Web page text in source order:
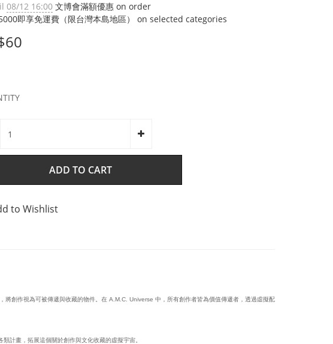
08/12 16:00 文博會滿額優惠 on order
即享免運費（限台灣本島地區） on selected categories
ADD TO CART
to Wishlist
創作視為可被傳遞與收藏的物件。在 A.M.C. Universe 中，所有創作者皆為價值傳遞者，透過虛擬配
計畫，拓展這個關於創作與文化收藏的虛擬宇宙。